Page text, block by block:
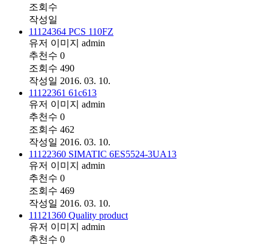
조회수
작성일
11124364 PCS 110FZ
유저 이미지 admin
추천수 0
조회수 490
작성일 2016. 03. 10.
11122361 61c613
유저 이미지 admin
추천수 0
조회수 462
작성일 2016. 03. 10.
11122360 SIMATIC 6ES5524-3UA13
유저 이미지 admin
추천수 0
조회수 469
작성일 2016. 03. 10.
11121360 Quality product
유저 이미지 admin
추천수 0